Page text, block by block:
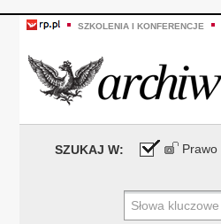
SZKOLENIA I KONFERENCJE
SZUKAJ W: Prawo